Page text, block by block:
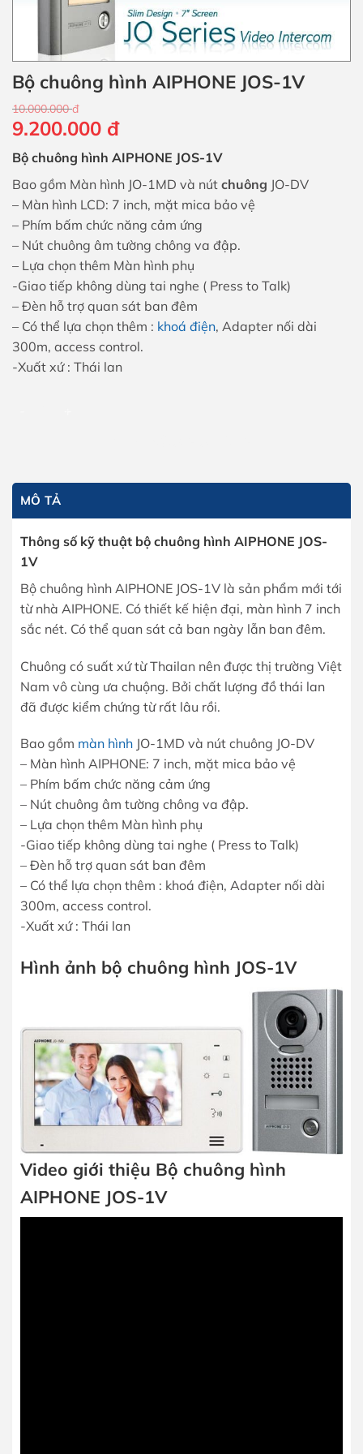
Bộ chuông hình AIPHONE JOS-1V
10.000.000đ
Giá
gốc
là:
10.000.000 đ.
9.200.000 đGiá
hiện
tại
là:
9.200.000 đ.
Bộ chuông hình AIPHONE JOS-1V
Bao gồm Màn hình JO-1MD và nút chuông JO-DV
– Màn hình LCD: 7 inch, mặt mica bảo vệ
– Phím bấm chức năng cảm ứng
– Nút chuông âm tường chông va đập.
– Lựa chọn thêm Màn hình phụ
-Giao tiếp không dùng tai nghe ( Press to Talk)
– Đèn hỗ trợ quan sát ban đêm
– Có thể lựa chọn thêm : khoá điện, Adapter nối dài
300m, access control.
-Xuất xứ : Thái lan
MÔ TẢ
Thông số kỹ thuật bộ chuông hình AIPHONE JOS-
1V
Bộ chuông hình AIPHONE JOS-1V là sản phẩm mới tới
từ nhà AIPHONE. Có thiết kế hiện đại, màn hình 7 inch
sắc nét. Có thể quan sát cả ban ngày lẫn ban đêm.
Chuông có suất xứ từ Thailan nên được thị trường Việt
Nam vô cùng ưa chuộng. Bởi chất lượng đồ thái lan
đã được kiểm chứng từ rất lâu rồi.
Bao gồm màn hình JO-1MD và nút chuông JO-DV
– Màn hình AIPHONE: 7 inch, mặt mica bảo vệ
– Phím bấm chức năng cảm ứng
– Nút chuông âm tường chông va đập.
– Lựa chọn thêm Màn hình phụ
-Giao tiếp không dùng tai nghe ( Press to Talk)
– Đèn hỗ trợ quan sát ban đêm
– Có thể lựa chọn thêm : khoá điện, Adapter nối dài
300m, access control.
-Xuất xứ : Thái lan
Hình ảnh bộ chuông hình JOS-1V
Video giới thiệu Bộ chuông hình
AIPHONE JOS-1V